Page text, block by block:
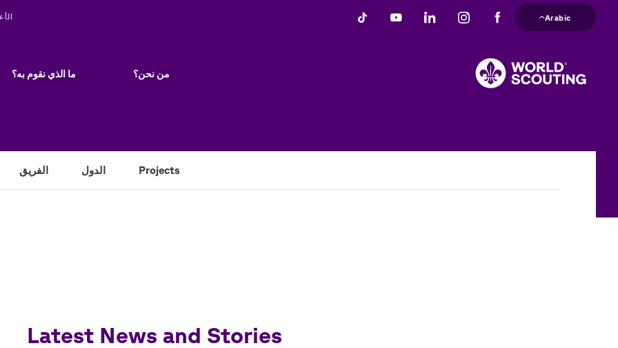
تجاوز
Arabic
navigation
من نحن؟ ما الذي نقوم به؟
الفريق الدول Projects
Latest News and Stories